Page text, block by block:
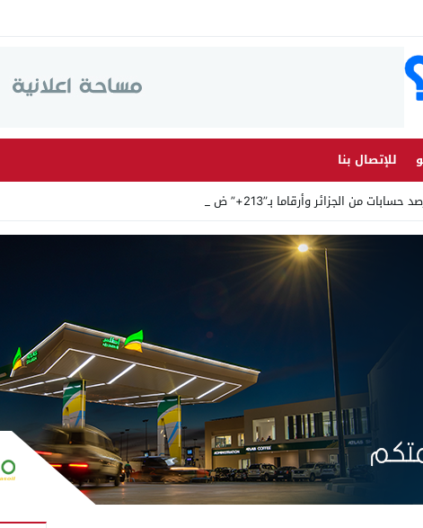
للإتصال بنا
الجزائر وأرقاما بـ”213+” ضمن حملة رقمي _